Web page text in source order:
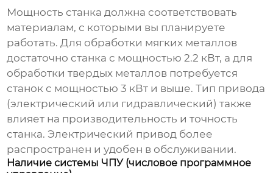
Мощность станка должна соответствовать
материалам, с которыми вы планируете
работать. Для обработки мягких металлов
достаточно станка с мощностью 2.2 кВт, а для
обработки твердых металлов потребуется
станок с мощностью 3 кВт и выше. Тип привода
(электрический или гидравлический) также
влияет на производительность и точность
станка. Электрический привод более
распространен и удобен в обслуживании.
Наличие системы ЧПУ (числовое программное